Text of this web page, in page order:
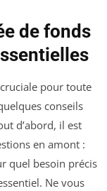
de fonds
pour toute
conseils
d’abord, il est
en amont :
quel besoin précis
Ne vous